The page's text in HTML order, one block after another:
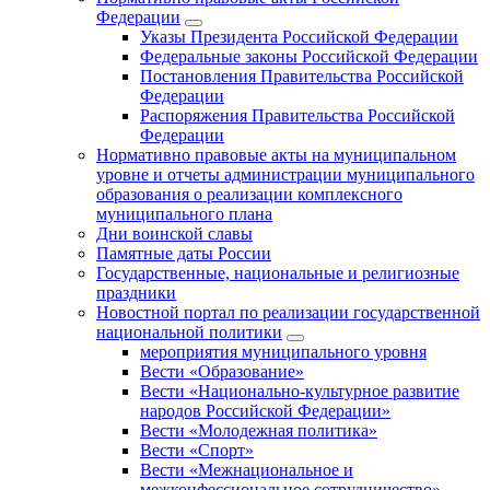
Федерации
Указы Президента Российской Федерации
Федеральные законы Российской Федерации
Постановления Правительства Российской
Федерации
Распоряжения Правительства Российской
Федерации
Нормативно правовые акты на муниципальном
уровне и отчеты администрации муниципального
образования о реализации комплексного
муниципального плана
Дни воинской славы
Памятные даты России
Государственные, национальные и религиозные
праздники
Новостной портал по реализации государственной
национальной политики
мероприятия муниципального уровня
Вести «Образование»
Вести «Национально-культурное развитие
народов Российской Федерации»
Вести «Молодежная политика»
Вести «Спорт»
Вести «Межнациональное и